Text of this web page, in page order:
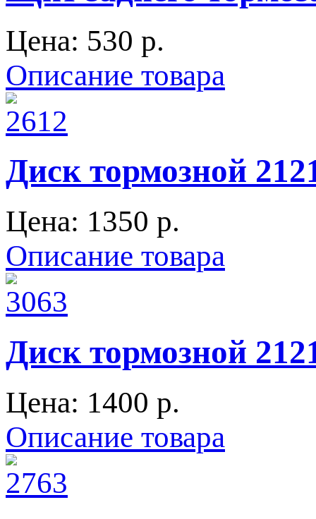
Цена: 530 p.
Описание товара
Диск тормозной
Цена: 1350 p.
Описание товара
Диск тормозной
Цена: 1400 p.
Описание товара